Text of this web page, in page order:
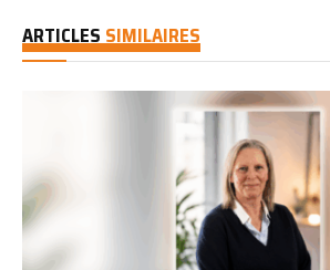
ARTICLES SIMILAIRES